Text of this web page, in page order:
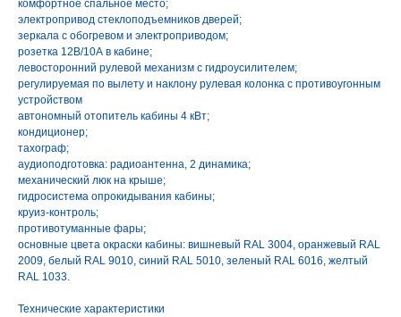
комфортное спальное место;
электропривод стеклоподъемников дверей;
зеркала с обогревом и электроприводом;
розетка 12В/10А в кабине;
левосторонний рулевой механизм с гидроусилителем;
регулируемая по вылету и наклону рулевая колонка с противоугонным
устройством
автономный отопитель кабины 4 кВт;
кондиционер;
тахограф;
аудиоподготовка: радиоантенна, 2 динамика;
механический люк на крыше;
гидросистема опрокидывания кабины;
круиз-контроль;
противотуманные фары;
основные цвета окраски кабины: вишневый RAL 3004, оранжевый RAL
2009, белый RAL 9010, синий RAL 5010, зеленый RAL 6016, желтый
RAL 1033.
Технические характеристики